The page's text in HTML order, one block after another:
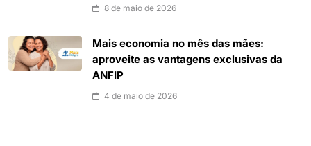
8 de maio de 2026
Mais economia no mês das mães:
aproveite as vantagens exclusivas da
ANFIP
4 de maio de 2026